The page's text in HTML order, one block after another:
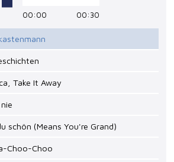
00:00 00:30
Take It Away
schön (Means You're Grand)
Choo-Choo